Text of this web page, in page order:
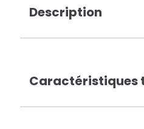
Description
Caractéristiques